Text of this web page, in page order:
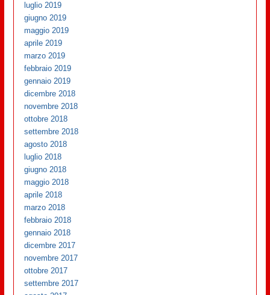
luglio 2019
giugno 2019
maggio 2019
aprile 2019
marzo 2019
febbraio 2019
gennaio 2019
dicembre 2018
novembre 2018
ottobre 2018
settembre 2018
agosto 2018
luglio 2018
giugno 2018
maggio 2018
aprile 2018
marzo 2018
febbraio 2018
gennaio 2018
dicembre 2017
novembre 2017
ottobre 2017
settembre 2017